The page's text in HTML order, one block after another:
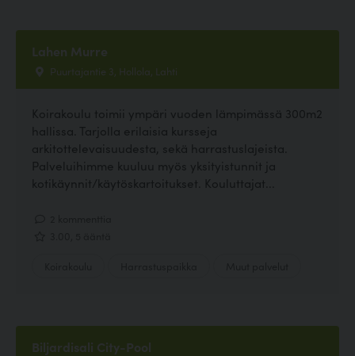
Lahen Murre
Puurtajantie 3, Hollola, Lahti
Koirakoulu toimii ympäri vuoden lämpimässä 300m2
hallissa. Tarjolla erilaisia kursseja
arkitottelevaisuudesta, sekä harrastuslajeista.
Palveluihimme kuuluu myös yksityistunnit ja
kotikäynnit/käytöskartoitukset. Kouluttajat...
Biljardisali City-Pool